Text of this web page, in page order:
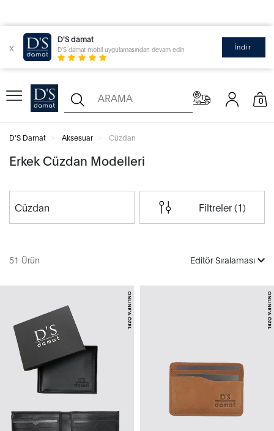
x
D'S damat
D'S damat mobil uygulamasından devam edin İndir
0
D'S Damat Aksesuar Cüzdan
Erkek Cüzdan Modelleri
Cüzdan Filtreler (1)
51 Ürün Editör Sıralaması